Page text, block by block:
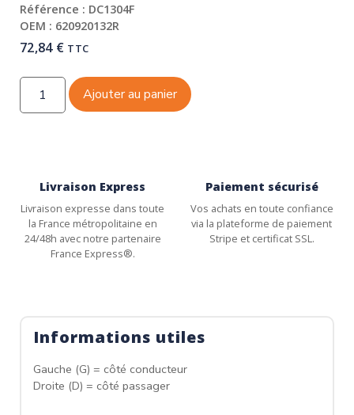
Référence : DC1304F
OEM : 620920132R
72,84 € TTC
Ajouter au panier
Livraison Express
Livraison expresse dans toute
la France métropolitaine en
24/48h avec notre partenaire
France Express®.
Paiement sécurisé
Vos achats en toute confiance
via la plateforme de paiement
Stripe et certificat SSL.
Informations utiles
Gauche (G) = côté conducteur
Droite (D) = côté passager